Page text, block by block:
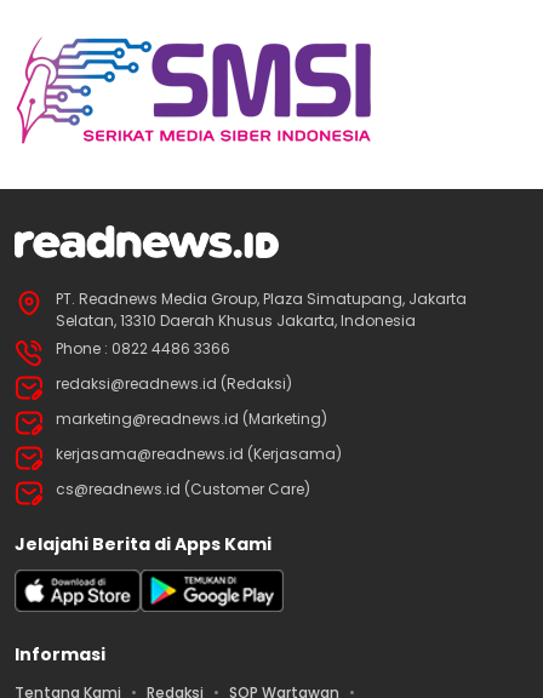
PT. Readnews Media Group, Plaza Simatupang, Jakarta
Selatan, 13310 Daerah Khusus Jakarta, Indonesia
Phone : 0822 4486 3366
redaksi@readnews.id (Redaksi)
marketing@readnews.id (Marketing)
kerjasama@readnews.id (Kerjasama)
cs@readnews.id (Customer Care)
Jelajahi Berita di Apps Kami
Informasi
Tentang Kami Redaksi SOP Wartawan